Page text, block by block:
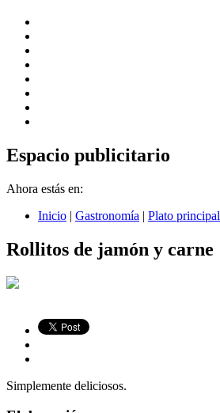
Espacio publicitario
Ahora estás en:
Inicio | Gastronomía | Plato principal
Rollitos de jamón y carne
Simplemente deliciosos.